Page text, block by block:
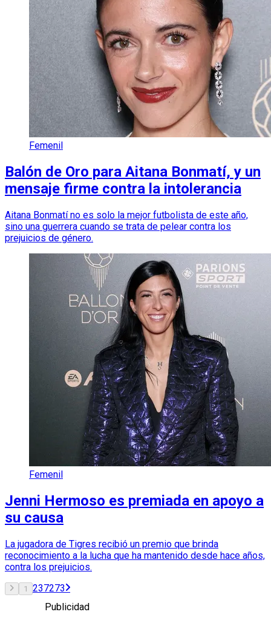
Femenil
Balón de Oro para Aitana Bonmatí, y un
mensaje firme contra la intolerancia
Aitana Bonmatí no es solo la mejor futbolista de este año,
sino una guerrera cuando se trata de pelear contra los
prejuicios de género.
Femenil
Jenni Hermoso es premiada en apoyo a
su causa
La jugadora de Tigres recibió un premio que brinda
reconocimiento a la lucha que ha mantenido desde hace años,
contra los prejuicios.
1 237273
Publicidad